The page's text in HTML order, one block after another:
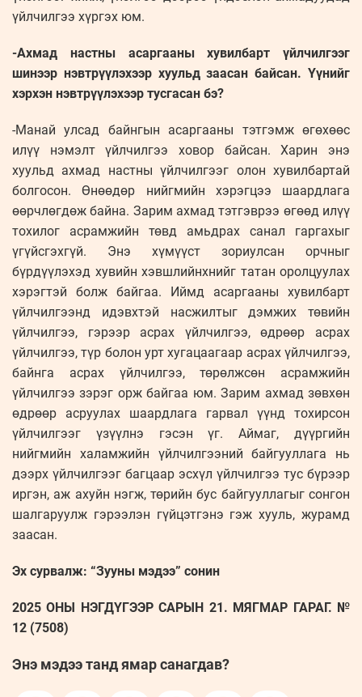
үйлчилгээ хүргэх юм.
-Ахмад настны асаргааны хувилбарт үйлчилгээг
шинээр нэвтрүүлэхээр хуульд заасан байсан. Үүнийг
хэрхэн нэвтрүүлэхээр тусгасан бэ?
-Манай улсад байнгын асаргааны тэтгэмж өгөхөөс
илүү нэмэлт үйлчилгээ ховор байсан. Харин энэ
хуульд ахмад настны үйлчилгээг олон хувилбартай
болгосон. Өнөөдөр нийгмийн хэрэгцээ шаардлага
өөрчлөгдөж байна. Зарим ахмад тэтгэврээ өгөөд илүү
тохилог асрамжийн төвд амьдрах санал гаргахыг
үгүйсгэхгүй. Энэ хүмүүст зориулсан орчныг
бүрдүүлэхэд хувийн хэвшлийнхнийг татан оролцуулах
хэрэгтэй болж байгаа. Иймд асаргааны хувилбарт
үйлчилгээнд идэвхтэй насжилтыг дэмжих төвийн
үйлчилгээ, гэрээр асрах үйлчилгээ, өдрөөр асрах
үйлчилгээ, түр болон урт хугацаагаар асрах үйлчилгээ,
байнга асрах үйлчилгээ, төрөлжсөн асрамжийн
үйлчилгээ зэрэг орж байгаа юм. Зарим ахмад зөвхөн
өдрөөр асруулах шаардлага гарвал үүнд тохирсон
үйлчилгээг үзүүлнэ гэсэн үг. Аймаг, дүүргийн
нийгмийн халамжийн үйлчилгээний байгууллага нь
дээрх үйлчилгээг багцаар эсхүл үйлчилгээ тус бүрээр
иргэн, аж ахуйн нэгж, төрийн бус байгууллагыг сонгон
шалгаруулж гэрээлэн гүйцэтгэнэ гэж хууль, журамд
заасан.
Эх сурвалж: “Зууны мэдээ” сонин
2025 ОНЫ НЭГДҮГЭЭР САРЫН 21. МЯГМАР ГАРАГ. №
12 (7508)
Энэ мэдээ танд ямар санагдав?